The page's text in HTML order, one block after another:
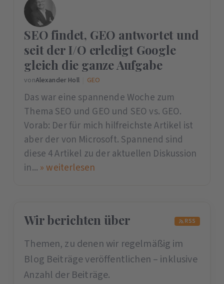
SEO findet, GEO antwortet und
seit der I/O erledigt Google
gleich die ganze Aufgabe
vonAlexander Holl GEO
Das war eine spannende Woche zum
Thema SEO und GEO und SEO vs. GEO.
Vorab: Der für mich hilfreichste Artikel ist
aber der von Microsoft. Spannend sind
diese 4 Artikel zu der aktuellen Diskussion
in... » weiterlesen
Wir berichten über RSS
Themen, zu denen wir regelmäßig im
Blog Beiträge veröffentlichen – inklusive
Anzahl der Beiträge.